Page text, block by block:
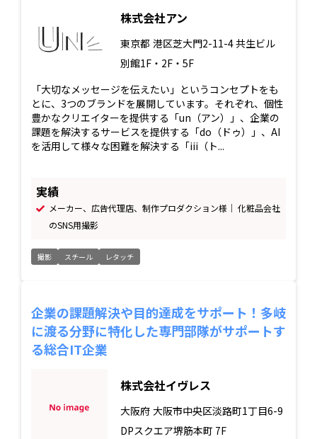
株式会社アン
東京都 港区芝大門2-11-4 共生ビル
別館1F・2F・5F
「大切なメッセージを伝えたい」というコンセプトをも
とに、3つのブランドを展開しています。それぞれ、個性
豊かなクリエイターを提供する「un（アン）」、企業の
課題を解決するサービスを提供する「do（ドゥ）」、AI
を活用して様々な困難を解決する「iii（ト...
実績
メーカー、広告代理店、制作プロダクション様｜ 化粧品会社
のSNS用撮影
撮影 スチール レタッチ
企業の課題解決や目的達成をサポート！多岐
に渡る分野に特化した専門部隊がサポートす
る総合IT企業
株式会社イヴレス
大阪府 大阪市中央区淡路町1丁目6-9
DPスクエア堺筋本町 7F